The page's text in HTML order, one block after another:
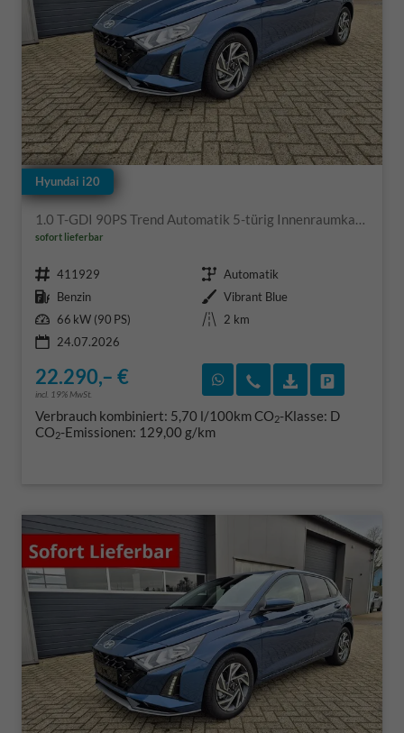
Hyundai i20
1.0 T-GDI 90PS Trend Automatik 5-türig Innenraumkamera 2xKeyless Klimaautomatik Sitzheizung Lenkradheizung Navi Rückf.Kamera PDC Apple CarPlay Android Auto Tempomat Touchscreen 16"LM
sofort lieferbar
Fahrzeugnr. 411929 Getriebe Automatik
Kraftstoff Benzin Außenfarbe Vibrant Blue
Leistung 66 kW (90 PS) Kilometerstand
2 km
24.07.2026
22.290,– €
incl. 19% MwSt.
Rückruf vereinbaren
Wir rufen Sie an
Verbrauch kombiniert: 5,70 l/100kmCO2-Klasse: D
CO2-Emissionen: 129,00 g/km